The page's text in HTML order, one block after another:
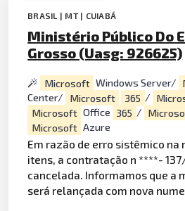
BRASIL | MT | CUIABÁ
Ministério Público Do
Grosso (Uasg: 926625)
Microsoft Windows Server/
Center/
Microsoft 365 /
Microsoft Office 365 /
Microsoft Azure
Em razão de erro sistêmico na
itens, a contratação n ****-
cancelada. Informamos que a
será relançada com nova